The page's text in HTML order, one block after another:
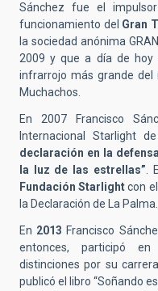
Sánchez fue el
funcionamiento del Gran
la sociedad anónima
2009 y que a día de hoy
infrarrojo más grande del
Muchachos.
En 2007 Francisco
Internacional Starlight
declaración en la
la luz de las estrellas”.
Fundación Starlightcon
la Declaración de La Palma.
En 2013 Francisco
entonces, participó
distinciones por su
publicó el libro “Soñando